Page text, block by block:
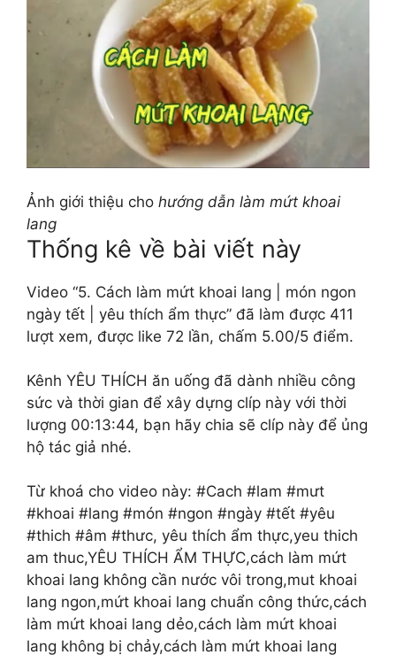
Ảnh giới thiệu cho hướng dẫn làm mứt khoai
lang
Thống kê về bài viết này
Video “5. Cách làm mứt khoai lang | món ngon
ngày tết | yêu thích ẩm thực” đã làm được 411
lượt xem, được like 72 lần, chấm 5.00/5 điểm.
Kênh YÊU THÍCH ăn uống đã dành nhiều công
sức và thời gian để xây dựng clíp này với thời
lượng 00:13:44, bạn hãy chia sẽ clíp này để ủng
hộ tác giả nhé.
Từ khoá cho video này: #Cach #lam #mưt
#khoai #lang #món #ngon #ngày #tết #yêu
#thich #âm #thưc, yêu thích ẩm thực,yeu thich
am thuc,YÊU THÍCH ẨM THỰC,cách làm mứt
khoai lang không cần nước vôi trong,mut khoai
lang ngon,mứt khoai lang chuẩn công thức,cách
làm mứt khoai lang dẻo,cách làm mứt khoai
lang không bị chảy,cách làm mứt khoai lang